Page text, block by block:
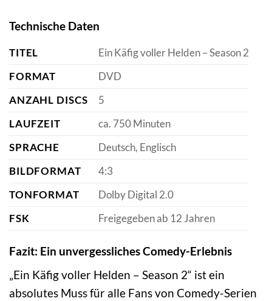
Technische Daten
TITEL
Ein Käfig voller Helden – Season 2
FORMAT
DVD
ANZAHL DISCS
5
LAUFZEIT
ca. 750 Minuten
SPRACHE
Deutsch, Englisch
BILDFORMAT
4:3
TONFORMAT
Dolby Digital 2.0
FSK
Freigegeben ab 12 Jahren
Fazit: Ein unvergessliches Comedy-Erlebnis
„Ein Käfig voller Helden – Season 2“ ist ein
absolutes Muss für alle Fans von Comedy-Serien